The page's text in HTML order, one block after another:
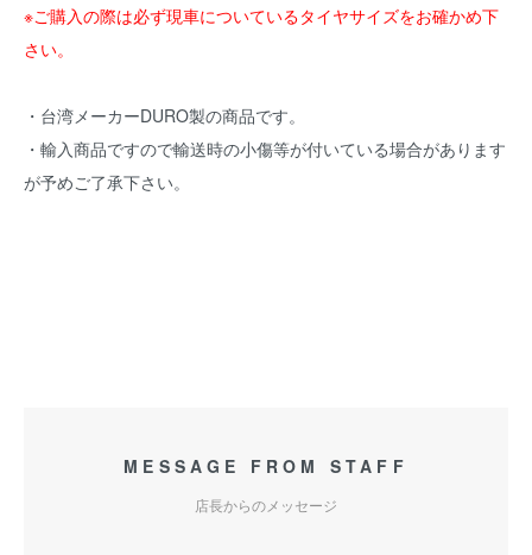
※ご購入の際は必ず現車についているタイヤサイズをお確かめ下
さい。
・台湾メーカーDURO製の商品です。
・輸入商品ですので輸送時の小傷等が付いている場合があります
が予めご了承下さい。
MESSAGE FROM STAFF
店長からのメッセージ